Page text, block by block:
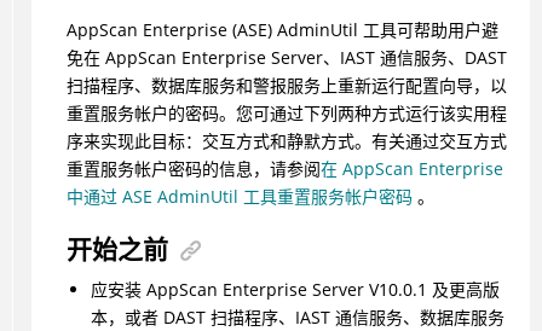
AppScan Enterprise (ASE) AdminUtil 工具可帮助用户避
免在 AppScan Enterprise Server、IAST 通信服务、DAST
扫描程序、数据库服务和警报服务上重新运行配置向导，以
重置服务帐户的密码。您可通过下列两种方式运行该实用程
序来实现此目标：交互方式和静默方式。有关通过交互方式
重置服务帐户密码的信息，请参阅在 AppScan Enterprise
中通过 ASE AdminUtil 工具重置服务帐户密码。
开始之前
应安装 AppScan Enterprise Server V10.0.1 及更高版
本，或者 DAST 扫描程序、IAST 通信服务、数据库服务